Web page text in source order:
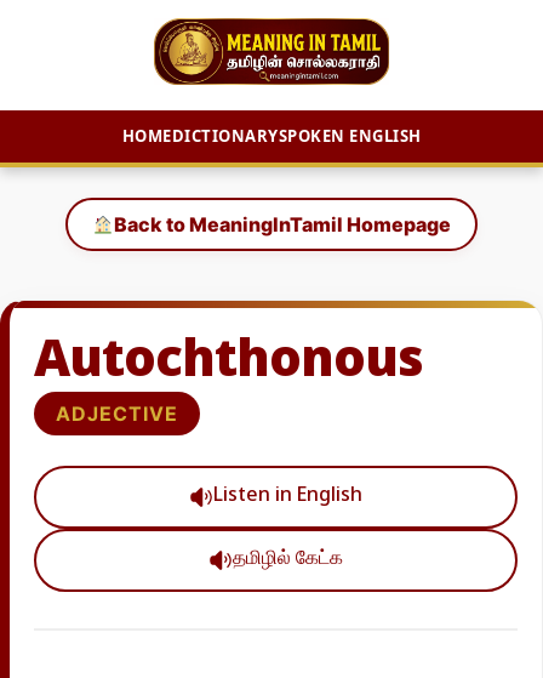
HOMEDICTIONARYSPOKEN ENGLISH
content
Back to MeaningInTamil Homepage
Autochthonous
ADJECTIVE
Listen in English
தமிழில் கேட்க